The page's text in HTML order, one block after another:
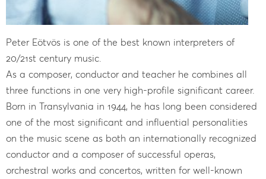
Peter Eötvös is one of the best known interpreters of
20/21st century music.
As a composer, conductor and teacher he combines all
three functions in one very high-profile significant career.
Born in Transylvania in 1944, he has long been considered
one of the most significant and influential personalities
on the music scene as both an internationally recognized
conductor and a composer of successful operas,
orchestral works and concertos, written for well-known